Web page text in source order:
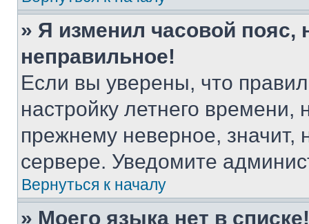
» Я изменил часовой пояс,
неправильное!
Если вы уверены, что
настройку летнего
прежнему неверное, значит,
сервере. Уведомите
Вернуться к началу
» Моего языка нет в списке!